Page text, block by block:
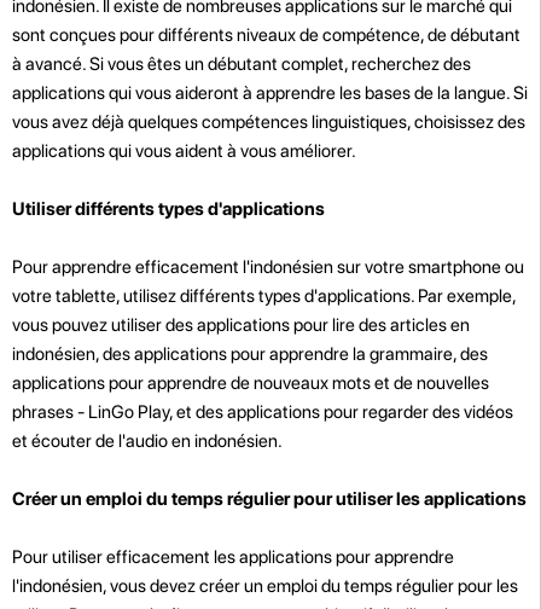
indonésien. Il existe de nombreuses applications sur le marché qui
sont conçues pour différents niveaux de compétence, de débutant
à avancé. Si vous êtes un débutant complet, recherchez des
applications qui vous aideront à apprendre les bases de la langue. Si
vous avez déjà quelques compétences linguistiques, choisissez des
applications qui vous aident à vous améliorer.
Utiliser différents types d'applications
Pour apprendre efficacement l'indonésien sur votre smartphone ou
votre tablette, utilisez différents types d'applications. Par exemple,
vous pouvez utiliser des applications pour lire des articles en
indonésien, des applications pour apprendre la grammaire, des
applications pour apprendre de nouveaux mots et de nouvelles
phrases - LinGo Play, et des applications pour regarder des vidéos
et écouter de l'audio en indonésien.
Créer un emploi du temps régulier pour utiliser les applications
Pour utiliser efficacement les applications pour apprendre
l'indonésien, vous devez créer un emploi du temps régulier pour les